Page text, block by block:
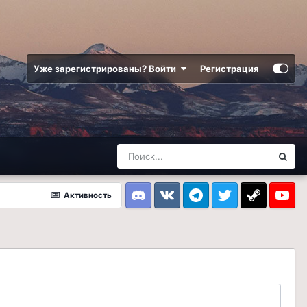
Уже зарегистрированы? Войти Регистрация
Активность
DiscordVK TelegramTwitter Steam